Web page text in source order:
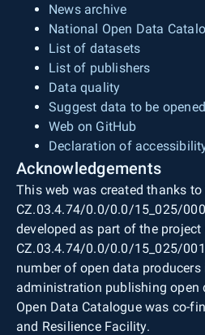
News archive
National Open Data
List of datasets
List of publishers
Data quality
Suggest data to be opened
Web on GitHub
Declaration of
Acknowledgements
This web was created thanks
CZ.03.4.74/0.0/0.0/15_025/
developed as part of the project
CZ.03.4.74/0.0/0.0/15_025/
number of open data
administration publishing open
Open Data Catalogue was co-
and Resilience Facility.